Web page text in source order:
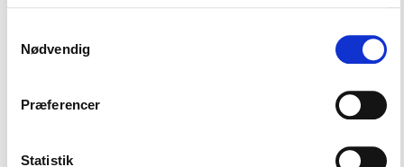
Nødvendig
Præferencer
Statistik
tilfældet i dag. Akkurat som doping er korruption i
red.)," sagde Dick Pound på konferencen. Hans
’matchfixing’, men derimod mod den generelle og
udbredte korruption i dele af den internationale